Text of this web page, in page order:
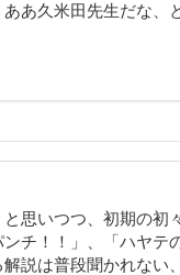
あ久米田先生だな、
思いつつ、初期の初
チ！！」、「ハヤ
説は普段聞かれない